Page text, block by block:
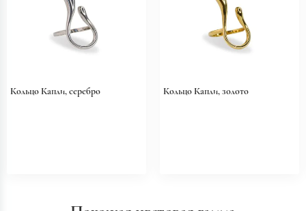
Кольцо Капли, серебро Кольцо Капли, золото